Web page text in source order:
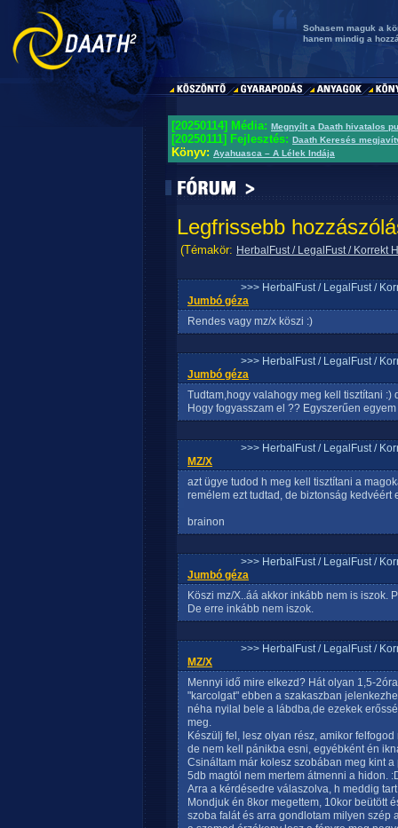
Sohasem maguk a
hanem mindig a
[20250114] Média: Megnyílt a Daath hivatalos
[20250111] Fejlesztés: Daath Keresés
Könyv: Ayahuasca – A Lélek Indája
Legfrissebb
(Témakör: HerbalFust / LegalFust / Korrekt
>>> HerbalFust / LegalFust /
Jumbó géza
Rendes vagy mz/x köszi :)
>>> HerbalFust / LegalFust /
Jumbó géza
Tudtam,hogy valahogy meg kell tisztítani
Hogy fogyasszam el ?? Egyszerűen
>>> HerbalFust / LegalFust /
MZ/X
azt ügye tudod h meg kell tisztítani a
remélem ezt tudtad, de biztonság kedvéért
brainon
>>> HerbalFust / LegalFust /
Jumbó géza
Köszi mz/X..áá akkor inkább nem is iszok.
De erre inkább nem iszok.
>>> HerbalFust / LegalFust /
MZ/X
Mennyi idő mire elkezd? Hát olyan 1,5-
"karcolgat" ebben a szakaszban
néha nyilal bele a lábdba,de ezekek
meg.
Készülj fel, lesz olyan rész, amikor
de nem kell pánikba esni, egyébként én
Csináltam már kolesz szobában meg kint
5db magtól nem mertem átmenni a hidon.
Arra a kérdésedre válaszolva, h meddig
Mondjuk én 8kor megettem, 10kor beütött
szoba falát és arra gondlotam milyen szép